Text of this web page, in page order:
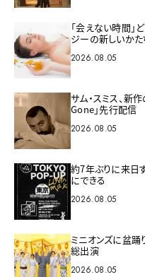
「会えない時間
ジーの新しいかた
2026.08.05
サム・スミス、新
Gone」先行配信
2026.08.05
約7年ぶりに来日
にできる
2026.08.05
ミニオンズに盆
総出演
2026.08.05